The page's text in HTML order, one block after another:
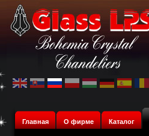
Главная О фирме Каталог